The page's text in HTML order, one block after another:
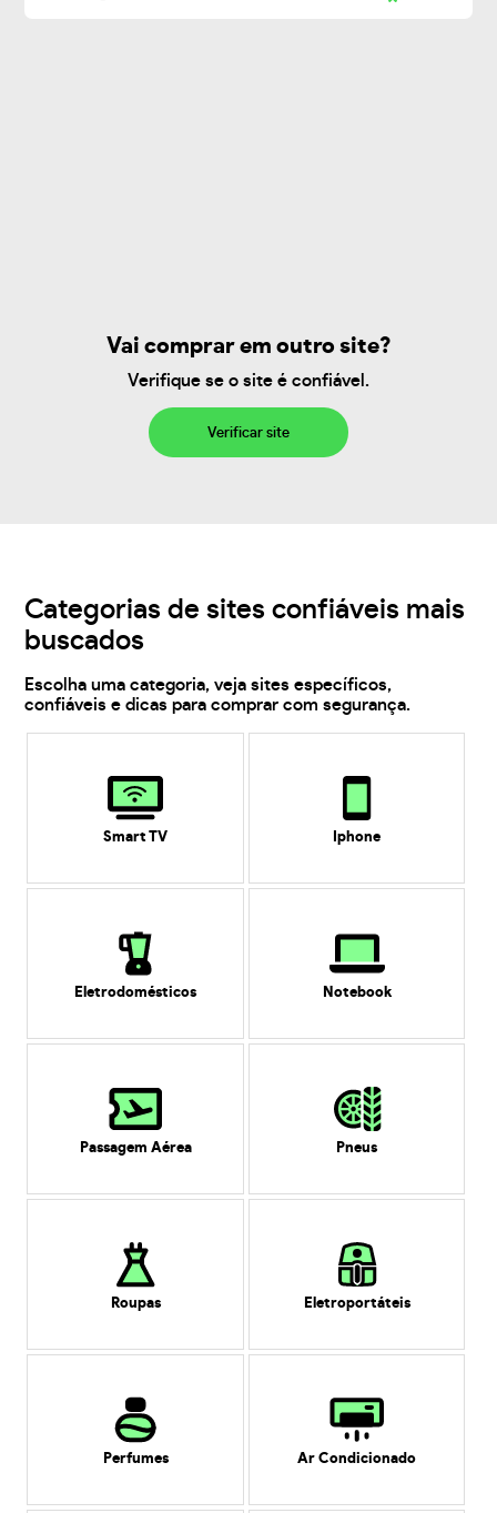
Vai comprar em outro site?
Verifique se o site é confiável.
Verificar site
Categorias de sites confiáveis mais
buscados
Escolha uma categoria, veja sites específicos,
confiáveis e dicas para comprar com segurança.
Smart TV Iphone
Eletrodomésticos Notebook
Passagem Aérea Pneus
Roupas Eletroportáteis
Perfumes Ar Condicionado